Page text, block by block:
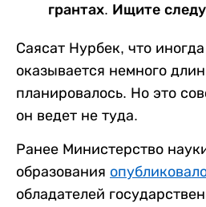
грантах. Ищите
Саясат Нурбек, что
оказывается немного
планировалось. Но это
он ведет не туда.
Ранее Министерство
образования
обладателей